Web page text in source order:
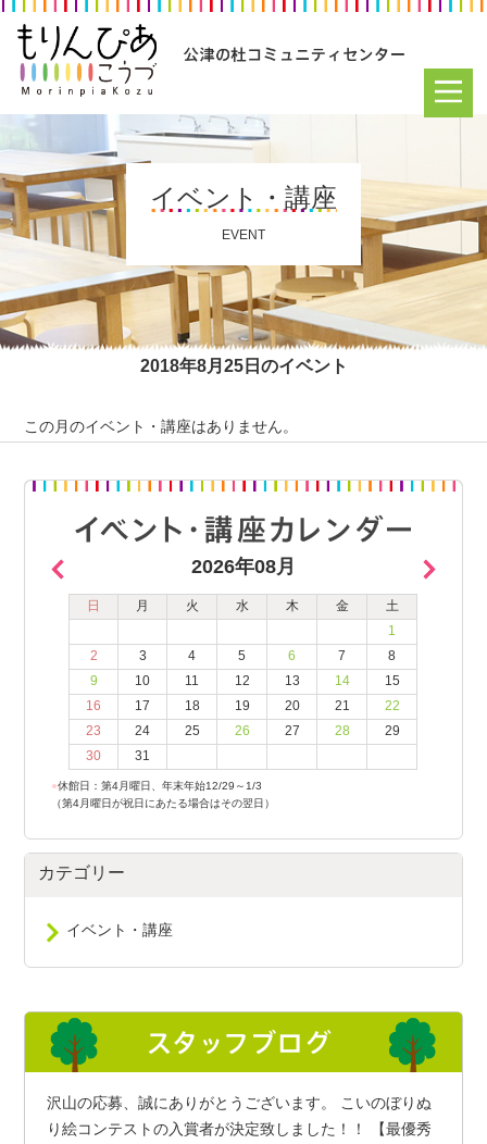
イベント・講座
EVENT
2018年8月25日のイベント
この月のイベント・講座はありません。
2026年08月
日 月 火 水 木 金
土
1
2
3 4 5 6 7
8
9
10 11 12 13 14
15
16
17 18 19 20 21
22
23
24 25 26 27 28
29
30
31
●休館日：第4月曜日、年末年始12/29～1/3
（第4月曜日が祝日にあたる場合はその翌日）
カテゴリー
イベント・講座
沢山の応募、誠にありがとうございます。 こいのぼりぬ
り絵コンテストの入賞者が決定致しました！！ 【最優秀